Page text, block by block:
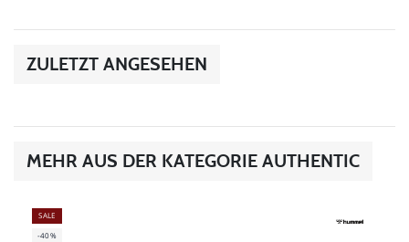
ZULETZT ANGESEHEN
MEHR AUS DER KATEGORIE AUTHENTIC
SALE
-40%